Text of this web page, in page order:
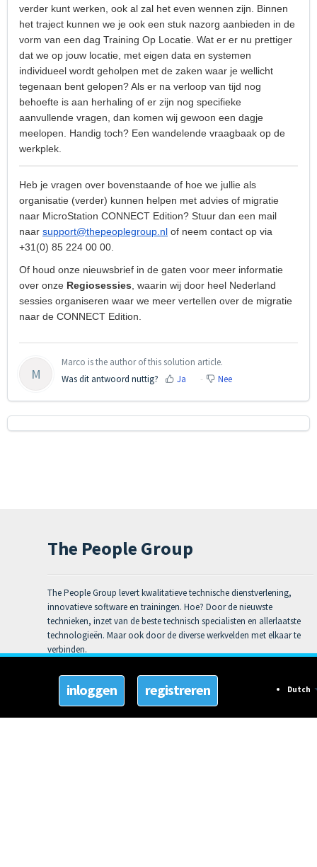
Dutch
verder kunt werken, ook al zal het even wennen zijn. Binnen
het traject kunnen we je ook een stuk nazorg aanbieden in de
vorm van een dag Training Op Locatie. Wat er er nu prettiger
dat we op jouw locatie, met eigen data en systemen
individueel wordt geholpen met de zaken waar je wellicht
tegenaan bent gelopen? Als er na verloop van tijd nog
behoefte is aan herhaling of er zijn nog specifieke
aanvullende vragen, dan komen wij gewoon een dagje
meelopen. Handig toch? Een wandelende vraagbaak op de
werkplek.
Heb je vragen over bovenstaande of hoe we jullie als
organisatie (verder) kunnen helpen met advies of migratie
naar MicroStation CONNECT Edition? Stuur dan een mail
naar support@thepeoplegroup.nl of neem contact op via
+31(0) 85 224 00 00.
Of houd onze nieuwsbrief in de gaten voor meer informatie
over onze Regiosessies, waarin wij door heel Nederland
sessies organiseren waar we meer vertellen over de migratie
naar de CONNECT Edition.
M
Marco is the author of this solution article.
Was dit antwoord nuttig?
Ja Nee
The People Group
The People Group levert kwalitatieve technische dienstverlening,
innovatieve software en trainingen. Hoe? Door de nieuwste
technieken, inzet van de beste technisch specialisten en allerlaatste
technologieën. Maar ook door de diverse werkvelden met elkaar te
verbinden.
Contact
Telefoon:+31 85 224 00 00